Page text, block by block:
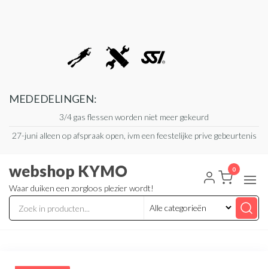
MEDEDELINGEN:
3/4 gas flessen worden niet meer gekeurd
27-juni alleen op afspraak open, ivm een feestelijke prive gebeurtenis
webshop KYMO
Waar duiken een zorgloos plezier wordt!
0